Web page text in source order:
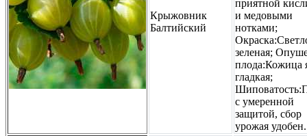
Крыжовник
Балтийский
приятной
и медовыми
нотками;
зеленая;
плода:Кожица
гладкая;
с умеренной
защитой, сбор
урожая удобен.